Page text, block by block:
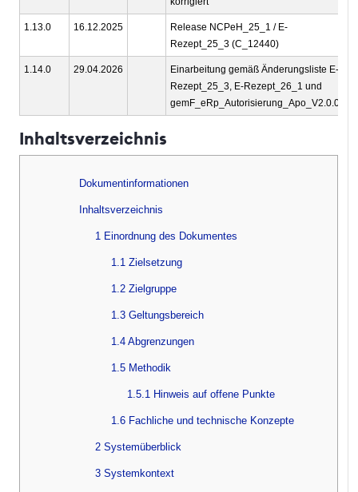
1.13.0 16.12.2025
Release NCPeH_25_1 / E-
Rezept_25_3 (C_12440)
1.14.0 29.04.2026
Einarbeitung gemäß Änderungsliste E-
Rezept_25_3, E-Rezept_26_1 und
gemF_eRp_Autorisierung_Apo_V2.0.0
Inhaltsverzeichnis
Dokumentinformationen
Inhaltsverzeichnis
1 Einordnung des Dokumentes
1.1 Zielsetzung
1.2 Zielgruppe
1.3 Geltungsbereich
1.4 Abgrenzungen
1.5 Methodik
1.5.1 Hinweis auf offene Punkte
1.6 Fachliche und technische Konzepte
2 Systemüberblick
3 Systemkontext